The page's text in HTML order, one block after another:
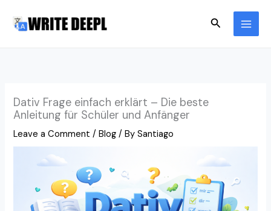
Search
Dativ Frage einfach erklärt – Die beste
Anleitung für Schüler und Anfänger
Leave a Comment /Blog / BySantiago